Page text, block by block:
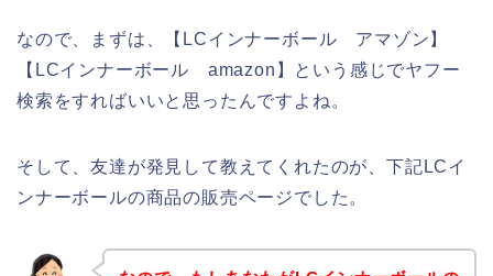
なので、まずは、【LCインナーボール アマゾン】
【LCインナーボール amazon】という感じでヤフー
検索をすればいいと思ったんですよね。
そして、友達が発見して教えてくれたのが、下記LCイ
ンナーボールの商品の販売ページでした。